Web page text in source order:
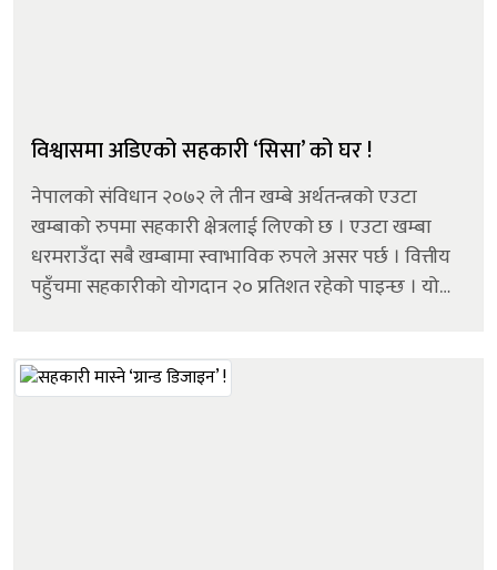
विश्वासमा अडिएको सहकारी ‘सिसा’ को घर !
नेपालको संविधान २०७२ ले तीन खम्बे अर्थतन्त्रको एउटा
खम्बाको रुपमा सहकारी क्षेत्रलाई लिएको छ । एउटा खम्बा
धरमराउँदा सबै खम्बामा स्वाभाविक रुपले असर पर्छ । वित्तीय
पहुँचमा सहकारीको योगदान २० प्रतिशत रहेको पाइन्छ । यो